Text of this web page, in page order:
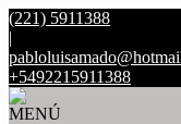
(221) 5911388
|
+5492215911388
MENÚ